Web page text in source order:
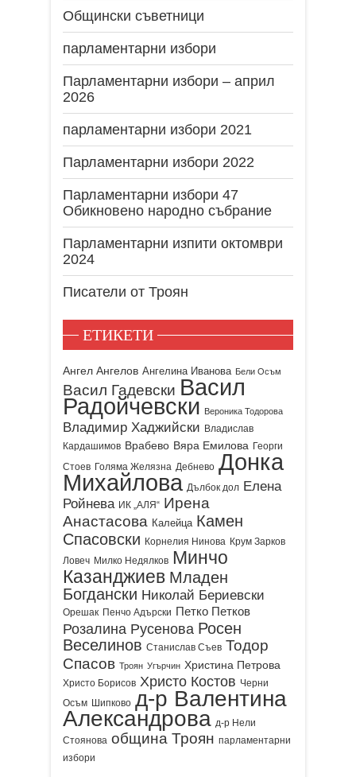
Общински съветници
парламентарни избори
Парламентарни избори – април
2026
парламентарни избори 2021
Парламентарни избори 2022
Парламентарни избори 47
Обикновено народно събрание
Парламентарни изпити октомври
2024
Писатели от Троян
ЕТИКЕТИ
Ангел Ангелов Ангелина Иванова Бели Осъм
Васил Гадевски Васил
Радойчевски Вероника Тодорова
Владимир Хаджийски Владислав
Кардашимов Врабево Вяра Емилова Георги
Стоев Голяма Желязна Дебнево Донка
Михайлова Дълбок дол Елена
Ройнева ИК „АЛЯ“ Ирена
Анастасова Калейца Камен
Спасовски Корнелия Нинова Крум Зарков
Ловеч Милко Недялков Минчо
Казанджиев Младен
Богдански Николай Бериевски
Орешак Пенчо Адърски Петко Петков
Розалина Русенова Росен
Веселинов Станислав Съев Тодор
Спасов Троян Угърчин Христина Петрова
Христо Борисов Христо Костов Черни
Осъм
Шипково д-р Валентина
Александрова д-р Нели
Стоянова община Троян парламентарни
избори